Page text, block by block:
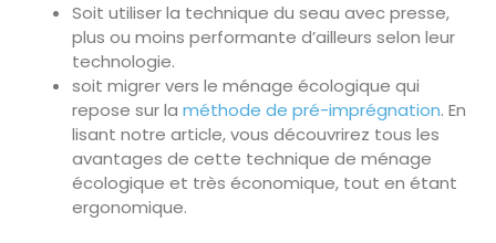
Soit utiliser la technique du seau avec presse,
plus ou moins performante d’ailleurs selon leur
technologie.
soit migrer vers le ménage écologique qui
repose sur la méthode de pré-imprégnation. En
lisant notre article, vous découvrirez tous les
avantages de cette technique de ménage
écologique et très économique, tout en étant
ergonomique.